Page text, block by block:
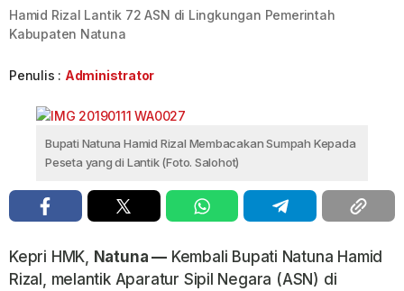
Hamid Rizal Lantik 72 ASN di Lingkungan Pemerintah
Kabupaten Natuna
Penulis : Administrator
Bupati Natuna Hamid Rizal Membacakan Sumpah Kepada
Peseta yang di Lantik (Foto. Salohot)
Kepri HMK, Natuna — Kembali Bupati Natuna Hamid
Rizal, melantik Aparatur Sipil Negara (ASN) di